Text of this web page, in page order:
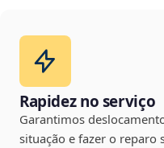
Rapidez no serviço
Garantimos
situação e fazer o reparo